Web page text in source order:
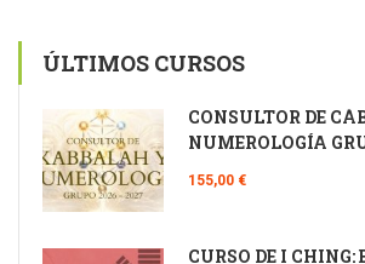
ÚLTIMOS CURSOS
CONSULTOR DE
NUMEROLOGÍA
155,00 €
CURSO DE I CHING: